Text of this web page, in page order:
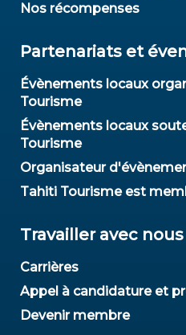
Nos récompenses
Partenariats et
Évènements locaux
Tourisme
Évènements locaux
Tourisme
Organisateur
Tahiti Tourisme est
Travailler avec nous
Carrières
Appel à candidature et
Devenir membre